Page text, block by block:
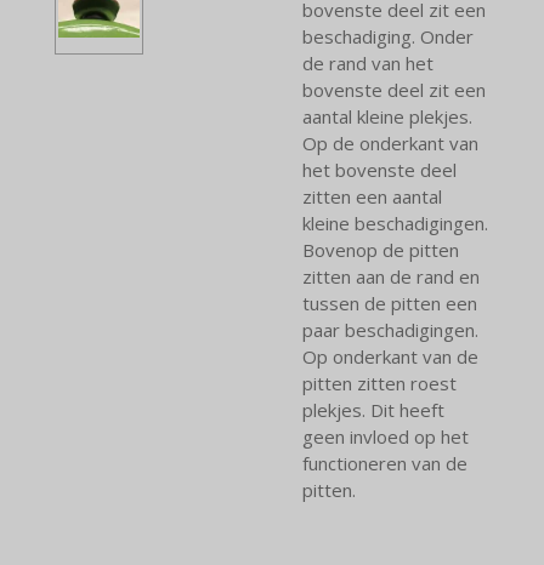
bovenste deel zit een
beschadiging. Onder
de rand van het
bovenste deel zit een
aantal kleine plekjes.
Op de onderkant van
het bovenste deel
zitten een aantal
kleine beschadigingen.
Bovenop de pitten
zitten aan de rand en
tussen de pitten een
paar beschadigingen.
Op onderkant van de
pitten zitten roest
plekjes. Dit heeft
geen invloed op het
functioneren van de
pitten.